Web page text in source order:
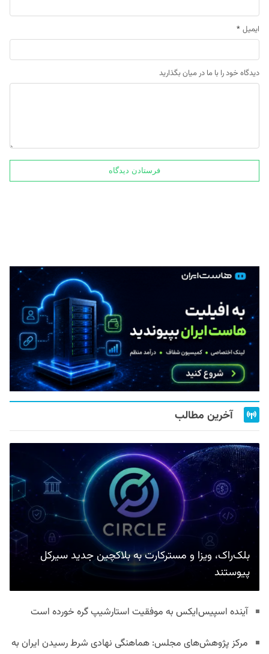
ایمیل *
دیدگاه خود را با ما در میان بگذارید
آخرین مطالب
بلک‌راک، ویزا و مسترکارت به بلاکچین جدید سیرکل
پیوستند
آینده اسپیس‌ایکس به موفقیت استارشیپ گره خورده است
مرکز پژوهش‌های مجلس: هماهنگی نهادی شرط رسیدن ایران به